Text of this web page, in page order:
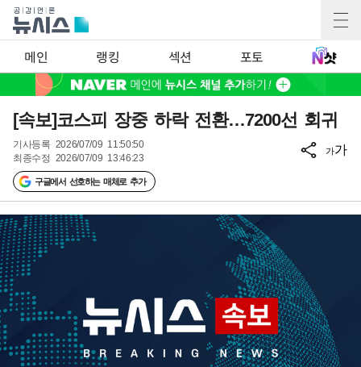
메인 랭킹 섹션 포토
[속보]코스피 장중 하락 전환…7200선 회귀
기사등록 2026/07/09 11:50:50
최종수정 2026/07/09 13:46:23
구글에서 선호하는 매체로 추가
가가